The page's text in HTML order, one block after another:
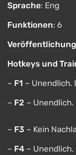
Sprache: Eng
Funktionen: 6
Hotkeys und
– F1 – Unendlich.
– F2 –
– F3 – Kein
– F4 –